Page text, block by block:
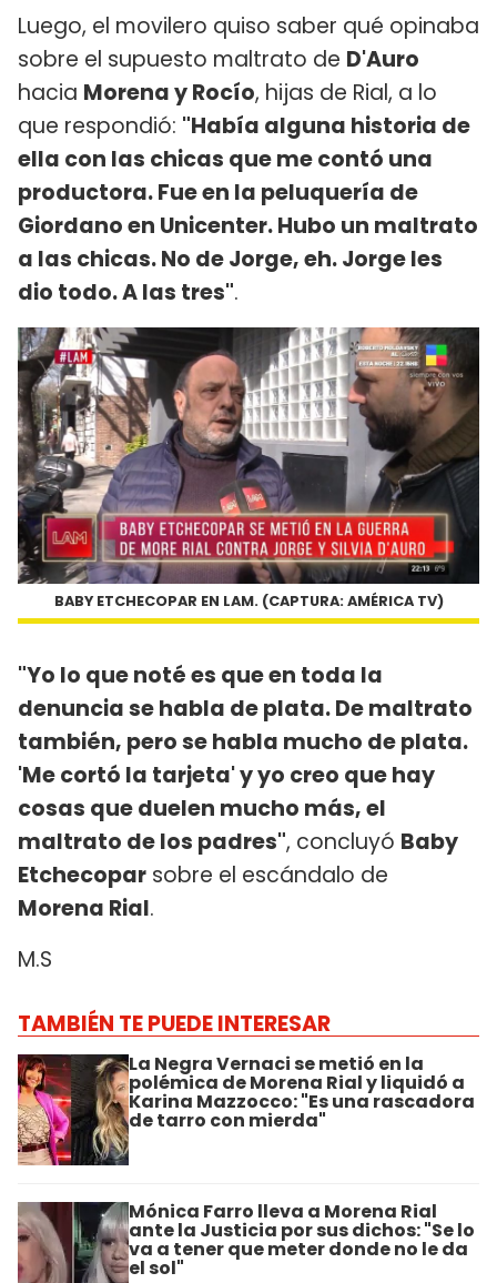
Luego, el movilero quiso saber qué opinaba
sobre el supuesto maltrato de D'Auro
hacia Morena y Rocío, hijas de Rial, a lo
que respondió: "Había alguna historia de
ella con las chicas que me contó una
productora. Fue en la peluquería de
Giordano en Unicenter. Hubo un maltrato
a las chicas. No de Jorge, eh. Jorge les
dio todo. A las tres".
BABY ETCHECOPAR EN LAM. (CAPTURA: AMÉRICA TV)
"Yo lo que noté es que en toda la
denuncia se habla de plata. De maltrato
también, pero se habla mucho de plata.
'Me cortó la tarjeta' y yo creo que hay
cosas que duelen mucho más, el
maltrato de los padres", concluyó Baby
Etchecopar sobre el escándalo de
Morena Rial.
M.S
TAMBIÉN TE PUEDE INTERESAR
La Negra Vernaci se metió en la
polémica de Morena Rial y liquidó a
Karina Mazzocco: "Es una rascadora
de tarro con mierda"
Mónica Farro lleva a Morena Rial
ante la Justicia por sus dichos: "Se lo
va a tener que meter donde no le da
el sol"